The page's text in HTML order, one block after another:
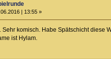
| 13:55 »
Sehr komisch. Habe Spätschicht
ist Hylam.